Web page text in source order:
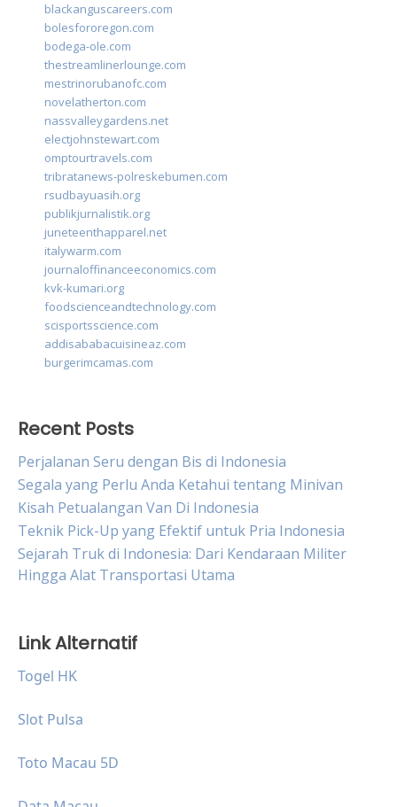
blackanguscareers.com
bolesfororegon.com
bodega-ole.com
thestreamlinerlounge.com
mestrinorubanofc.com
novelatherton.com
nassvalleygardens.net
electjohnstewart.com
omptourtravels.com
tribratanews-polreskebumen.com
rsudbayuasih.org
publikjurnalistik.org
juneteenthapparel.net
italywarm.com
journaloffinanceeconomics.com
kvk-kumari.org
foodscienceandtechnology.com
scisportsscience.com
addisababacuisineaz.com
burgerimcamas.com
Recent Posts
Perjalanan Seru dengan Bis di Indonesia
Segala yang Perlu Anda Ketahui tentang Minivan
Kisah Petualangan Van Di Indonesia
Teknik Pick-Up yang Efektif untuk Pria Indonesia
Sejarah Truk di Indonesia: Dari Kendaraan Militer
Hingga Alat Transportasi Utama
Link Alternatif
Togel HK
Slot Pulsa
Toto Macau 5D